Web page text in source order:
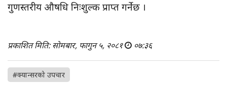
गुणस्तरीय औषधि निःशुल्क प्राप्त गर्नेछ ।
प्रकाशित मिति: सोमबार, फागुन ५, २०८१ ०७:३६
#क्यान्सरको उपचार